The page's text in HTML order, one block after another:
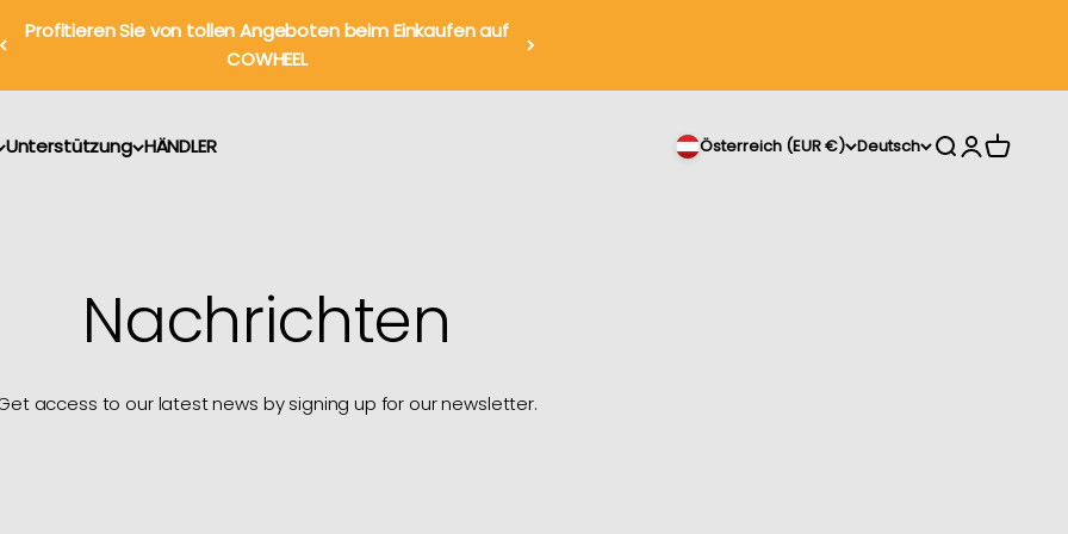
Profitieren Sie von tollen Angeboten beim Einkaufen auf
COWHEEL
Unterstützung HÄNDLER Österreich (EUR €) Deutsch SucheAnmelden
Nachrichten
access to our latest news by signing up for our newsletter.